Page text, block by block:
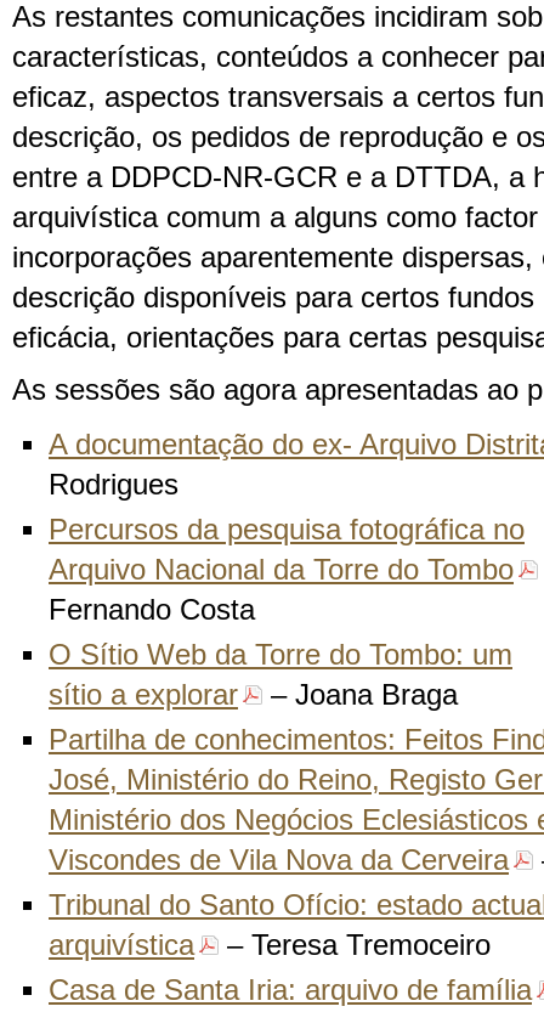
As restantes comunicações incidiram
características, conteúdos a conhecer
eficaz, aspectos transversais a certos
descrição, os pedidos de reprodução e
entre a DDPCD-NR-GCR e a DTTDA, a
arquivística comum a alguns como
incorporações aparentemente
descrição disponíveis para certos
eficácia, orientações para certas
As sessões são agora apresentadas ao
A documentação do ex- Arquivo
Rodrigues
Percursos da pesquisa fotográfica no
Arquivo Nacional da Torre do Tombo
Fernando Costa
O Sítio Web da Torre do Tombo: um
sítio a explorar
– Joana Braga
Partilha de conhecimentos: Feitos
José, Ministério do Reino, Registo
Ministério dos Negócios Eclesiásticos
Viscondes de Vila Nova da Cerveira
Tribunal do Santo Ofício: estado
arquivística
– Teresa Tremoceiro
Casa de Santa Iria: arquivo de família